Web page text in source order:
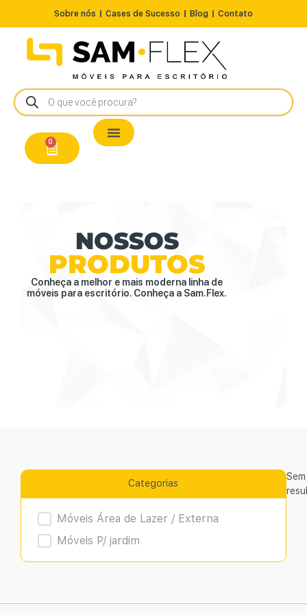
Sobre nós Cases de Sucesso Blog Contato
0
NOSSOS
PRODUTOS
Conheça a melhor e mais moderna linha de
móveis para escritório. Conheça a Sam.Flex.
Categorias
Product Archive
Móveis Área de Lazer / Externa
Móveis P/ jardim